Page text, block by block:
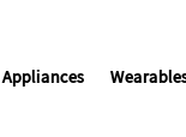
Appliances